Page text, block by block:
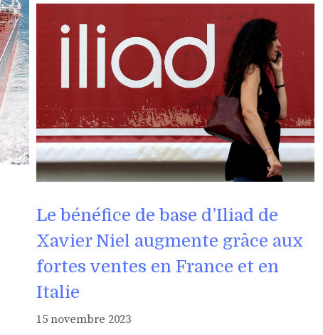
Le bénéfice de base d’Iliad de
Xavier Niel augmente grâce aux
fortes ventes en France et en
Italie
15 novembre 2023